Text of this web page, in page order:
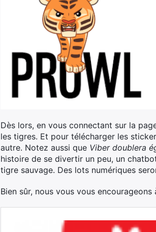
Dès lors, en vous connectant sur la
les tigres. Et pour télécharger les
autre. Notez aussi que Viber doublera
histoire de se divertir un peu, un
tigre sauvage. Des lots numériques
Bien sûr, nous vous vous